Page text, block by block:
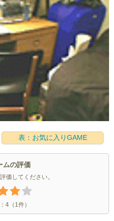
表：お気に入りGAME
ムの評価
価してください。
4 （ 1件）